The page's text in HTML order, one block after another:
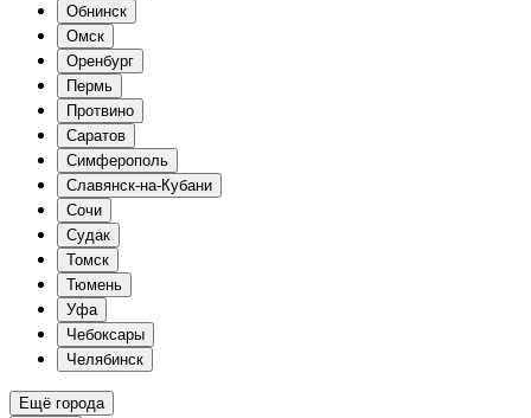
Обнинск
Омск
Оренбург
Пермь
Протвино
Саратов
Симферополь
Славянск-на-Кубани
Сочи
Судак
Томск
Тюмень
Уфа
Чебоксары
Челябинск
Ещё города